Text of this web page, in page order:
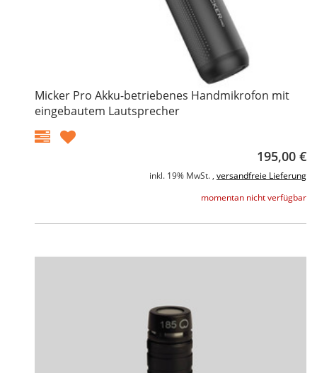
Micker Pro Akku-betriebenes Handmikrofon mit
eingebautem Lautsprecher
195,00 €
inkl. 19% MwSt. , versandfreie Lieferung
momentan nicht verfügbar